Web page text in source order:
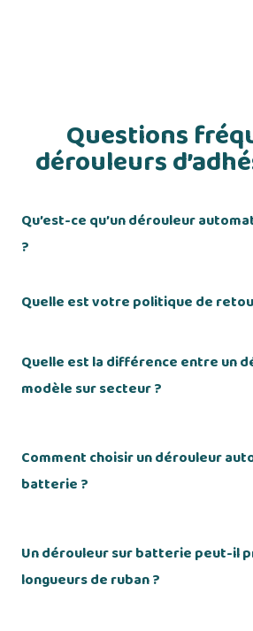
Questions
dérouleurs
Qu’est-ce qu’un dérouleur
?
Quelle est votre politique de
Quelle est la différence entre un
modèle sur secteur ?
Comment choisir un dérouleur
batterie ?
Un dérouleur sur batterie peut-il
longueurs de ruban ?